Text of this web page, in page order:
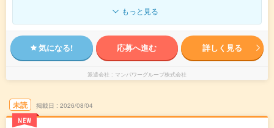
もっと見る
気になる! 応募へ進む 詳しく見る
派遣会社 マンパワーグループ株式会社
未読
NEW
掲載日 2026/08/04